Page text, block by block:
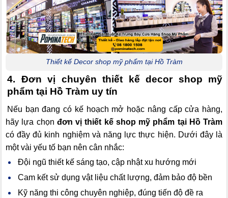
Thiết kế Decor shop mỹ phẩm tại Hồ Tràm
4. Đơn vị chuyên thiết kế decor shop mỹ
phẩm tại Hồ Tràm uy tín
Nếu bạn đang có kế hoạch mở hoặc nâng cấp cửa hàng,
hãy lựa chọn đơn vị thiết kế shop mỹ phẩm tại Hồ Tràm
có đầy đủ kinh nghiệm và năng lực thực hiện. Dưới đây là
một vài yếu tố bạn nên cân nhắc:
Đội ngũ thiết kế sáng tạo, cập nhật xu hướng mới
Cam kết sử dụng vật liệu chất lượng, đảm bảo độ bền
Kỹ năng thi công chuyên nghiệp, đúng tiến độ đề ra